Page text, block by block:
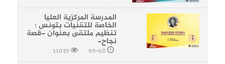
المدرسة المركزية العليا
الخاصة للتقنيات بتونس :
تنظيم ملتقى بعنوان -قصة
نجاح-